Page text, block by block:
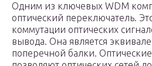
Одним из ключевых WDM
оптический переключатель.
коммутации оптических
вывода. Она является
поперечной балки.